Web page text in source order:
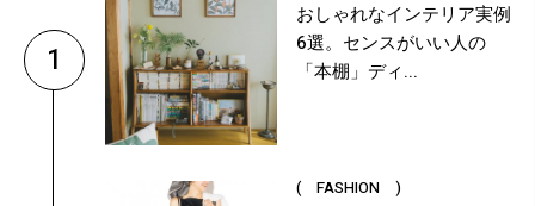
1
おしゃれなインテリア実例
6選。センスがいい人の
「本棚」ディ...
( FASHION )